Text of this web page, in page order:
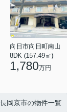
向日市向日町南山
8DK (157.49㎡)
1,780万円
長岡京市の物件一覧